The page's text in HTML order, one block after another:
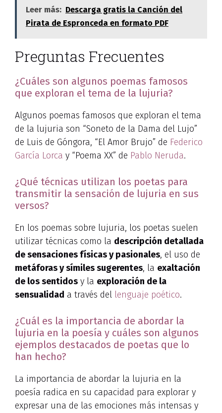
Leer más: Descarga gratis la Canción del
Pirata de Espronceda en formato PDF
Preguntas Frecuentes
¿Cuáles son algunos poemas famosos
que exploran el tema de la lujuria?
Algunos poemas famosos que exploran el tema
de la lujuria son “Soneto de la Dama del Lujo”
de Luis de Góngora, “El Amor Brujo” de Federico
García Lorca y “Poema XX” de Pablo Neruda.
¿Qué técnicas utilizan los poetas para
transmitir la sensación de lujuria en sus
versos?
En los poemas sobre lujuria, los poetas suelen
utilizar técnicas como la descripción detallada
de sensaciones físicas y pasionales, el uso de
metáforas y símiles sugerentes, la exaltación
de los sentidos y la exploración de la
sensualidad a través del lenguaje poético.
¿Cuál es la importancia de abordar la
lujuria en la poesía y cuáles son algunos
ejemplos destacados de poetas que lo
han hecho?
La importancia de abordar la lujuria en la
poesía radica en su capacidad para explorar y
expresar una de las emociones más intensas y